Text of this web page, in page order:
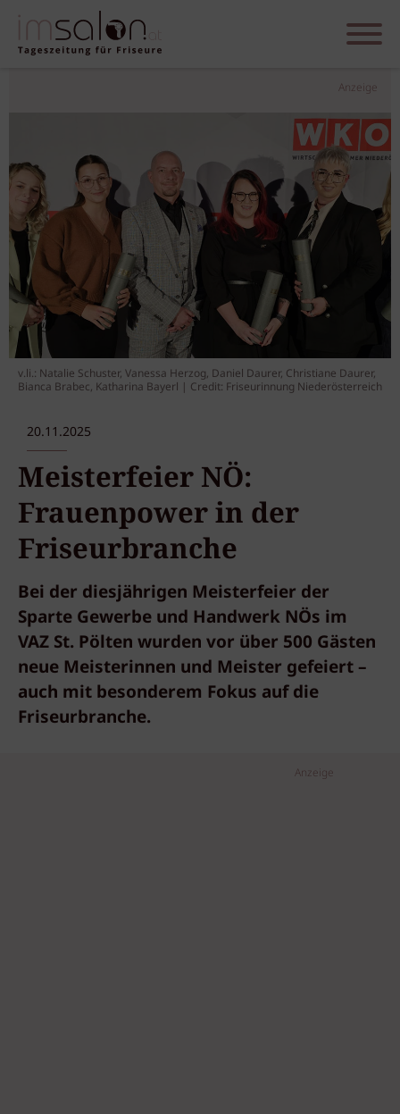
Anzeige
v.li.: Natalie Schuster, Vanessa Herzog, Daniel Daurer, Christiane Daurer,
Bianca Brabec, Katharina Bayerl | Credit: Friseurinnung Niederösterreich
20.11.2025
Meisterfeier NÖ:
Frauenpower in der
Friseurbranche
Bei der diesjährigen Meisterfeier der
Sparte Gewerbe und Handwerk NÖs im
VAZ St. Pölten wurden vor über 500 Gästen
neue Meisterinnen und Meister gefeiert –
auch mit besonderem Fokus auf die
Friseurbranche.
Anzeige